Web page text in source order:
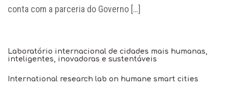
conta com a parceria do Governo […]
Laboratório internacional de cidades mais humanas,
inteligentes, inovadoras e sustentáveis
International research lab on humane smart cities